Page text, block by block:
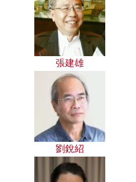
張建雄
劉銳紹